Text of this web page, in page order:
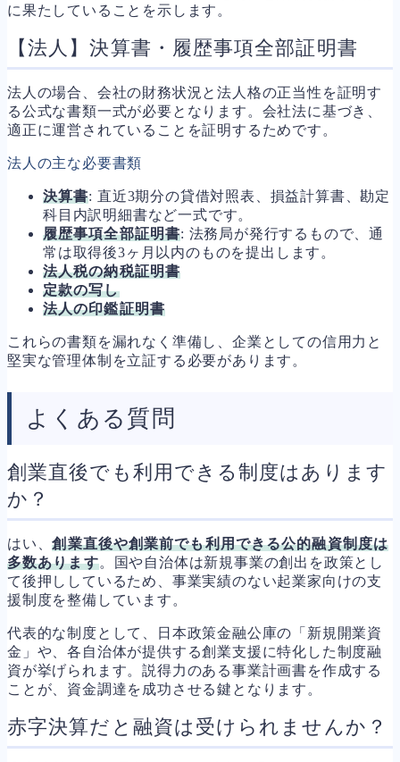
に果たしていることを示します。
【法人】決算書・履歴事項全部証明書
法人の場合、会社の財務状況と法人格の正当性を証明す
る公式な書類一式が必要となります。会社法に基づき、
適正に運営されていることを証明するためです。
法人の主な必要書類
決算書: 直近3期分の貸借対照表、損益計算書、勘定
科目内訳明細書など一式です。
履歴事項全部証明書: 法務局が発行するもので、通
常は取得後3ヶ月以内のものを提出します。
法人税の納税証明書
定款の写し
法人の印鑑証明書
これらの書類を漏れなく準備し、企業としての信用力と
堅実な管理体制を立証する必要があります。
よくある質問
創業直後でも利用できる制度はあります
か？
はい、創業直後や創業前でも利用できる公的融資制度は
多数あります。国や自治体は新規事業の創出を政策とし
て後押ししているため、事業実績のない起業家向けの支
援制度を整備しています。
代表的な制度として、日本政策金融公庫の「新規開業資
金」や、各自治体が提供する創業支援に特化した制度融
資が挙げられます。説得力のある事業計画書を作成する
ことが、資金調達を成功させる鍵となります。
赤字決算だと融資は受けられませんか？